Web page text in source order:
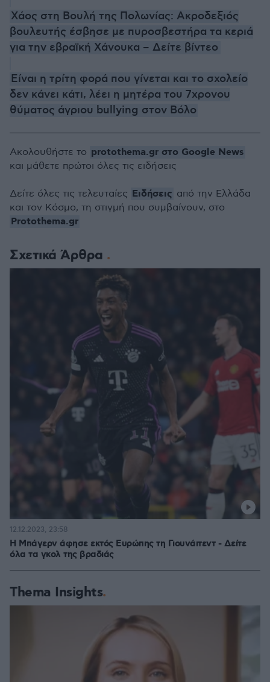
Χάος στη Βουλή της Πολωνίας: Ακροδεξιός
βουλευτής έσβησε με πυροσβεστήρα τα κεριά
για την εβραϊκή Χάνουκα – Δείτε βίντεο
Είναι η τρίτη φορά που γίνεται και το σχολείο
δεν κάνει κάτι, λέει η μητέρα του 7χρονου
θύματος άγριου bullying στον Βόλο
Σχετικά Άρθρα
H Μπάγερν άφησε εκτός Ευρώπης τη Γιουνάιτεντ - Δείτε
όλα τα γκολ της βραδιάς
12.12.2023, 23:58
Thema Insights
Ακολουθήστε το protothema.gr στο Google News
και μάθετε πρώτοι όλες τις ειδήσεις
Δείτε όλες τις τελευταίες Ειδήσεις από την Ελλάδα
και τον Κόσμο, τη στιγμή που συμβαίνουν, στο
Protothema.gr